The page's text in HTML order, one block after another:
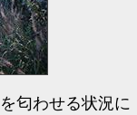
匂わせる状況に